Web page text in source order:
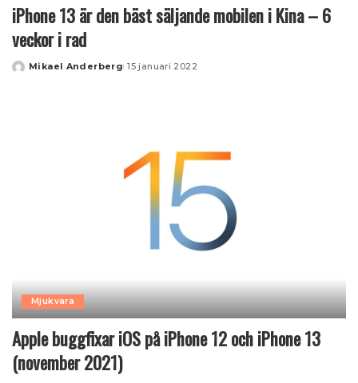
iPhone 13 är den bäst säljande mobilen i Kina – 6
veckor i rad
Posted
Mikael Anderberg 15 januari 2022
Mjukvara
Apple buggfixar iOS på iPhone 12 och iPhone 13
(november 2021)